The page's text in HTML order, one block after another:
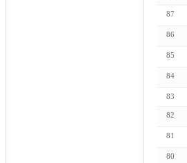
87
86
85
84
83
82
81
80